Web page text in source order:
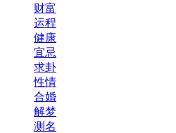
财富
运程
健康
宜忌
求卦
性情
合婚
解梦
测名